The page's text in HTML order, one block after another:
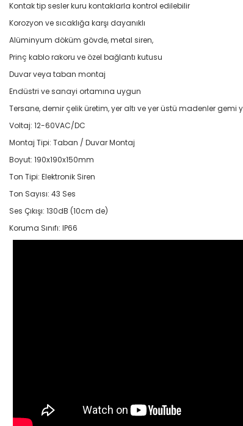
Kontak tip sesler kuru kontaklarla kontrol edilebilir
Korozyon ve sıcaklığa karşı dayanıklı
Alüminyum döküm gövde, metal siren,
Prinç kablo rakoru ve özel bağlantı kutusu
Duvar veya taban montaj
Endüstri ve sanayi ortamına uygun
Tersane, demir çelik üretim, yer altı ve yer üstü madenler
Voltaj: 12-60VAC/DC
Montaj Tipi: Taban / Duvar Montaj
Boyut: 190x190x150mm
Ton Tipi: Elektronik Siren
Ton Sayısı: 43 Ses
Ses Çıkışı: 130dB (10cm de)
Koruma Sınıfı: IP66